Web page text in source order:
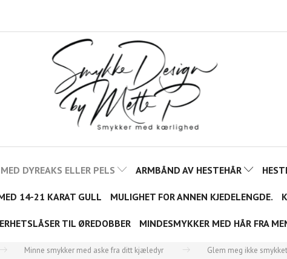
DYREAKS ELLER PELS ARMBÅND AV HESTEHÅR
14-21 KARAT GULL MULIGHET FOR ANNEN KJEDELENGDE.
TIL ØREDOBBER MINDESMYKKER MED HÅR FRA
Minne smykker med aske fra ditt kjæledyr Glem meg ikke smykket